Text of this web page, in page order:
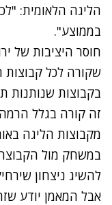
בממוצע".
חוסר היציבות של
שקורה לכל
בקבוצות שנותנות
מקבוצות הליגה
במשחק מול הקבוצה
להשיג ניצחון
אבל המאמן יודע